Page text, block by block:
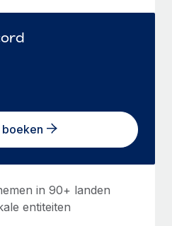
in 90+ landen
entiteiten